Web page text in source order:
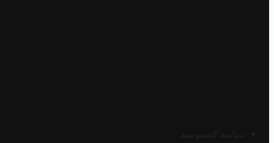
سياسة الخصوصية